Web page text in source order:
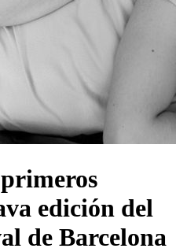
edición del
de Barcelona